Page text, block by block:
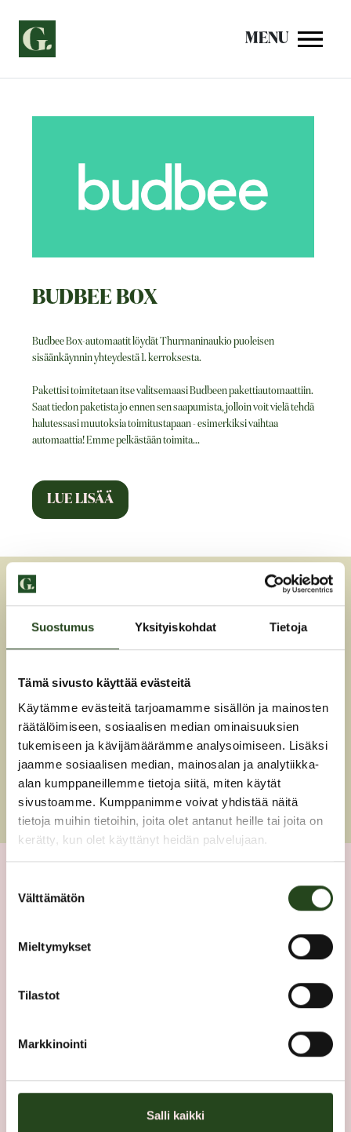
Suostumus Yksityiskohdat Tietoja
Tämä sivusto käyttää evästeitä
Käytämme evästeitä tarjoamamme sisällön ja mainosten
räätälöimiseen, sosiaalisen median ominaisuuksien
tukemiseen ja kävijämäärämme analysoimiseen. Lisäksi
jaamme sosiaalisen median, mainosalan ja analytiikka-
alan kumppaneillemme tietoja siitä, miten käytät
sivustoamme. Kumppanimme voivat yhdistää näitä
tietoja muihin tietoihin, joita olet antanut heille tai joita on
kerätty, kun olet käyttänyt heidän palvelujaan.
valinta
Välttämätön
Mieltymykset
Tilastot
Markkinointi
Salli kaikki
sisältöön
MENU
BUDBEE BOX
Budbee Box-automaatit löydät Thurmaninaukio puoleisen
sisäänkäynnin yhteydestä 1. kerroksesta.
Pakettisi toimitetaan itse valitsemaasi Budbeen pakettiautomaattiin.
Saat tiedon paketista jo ennen sen saapumista, jolloin voit vielä tehdä
halutessasi muutoksia toimitustapaan - esimerkiksi vaihtaa
automaattia! Emme pelkästään toimita...
AUKIOLOAJAT
ma-pe
su
9-22
KOTISIVUT
SIIRRY